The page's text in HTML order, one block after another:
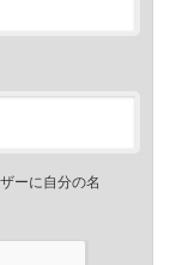
ーに自分の名